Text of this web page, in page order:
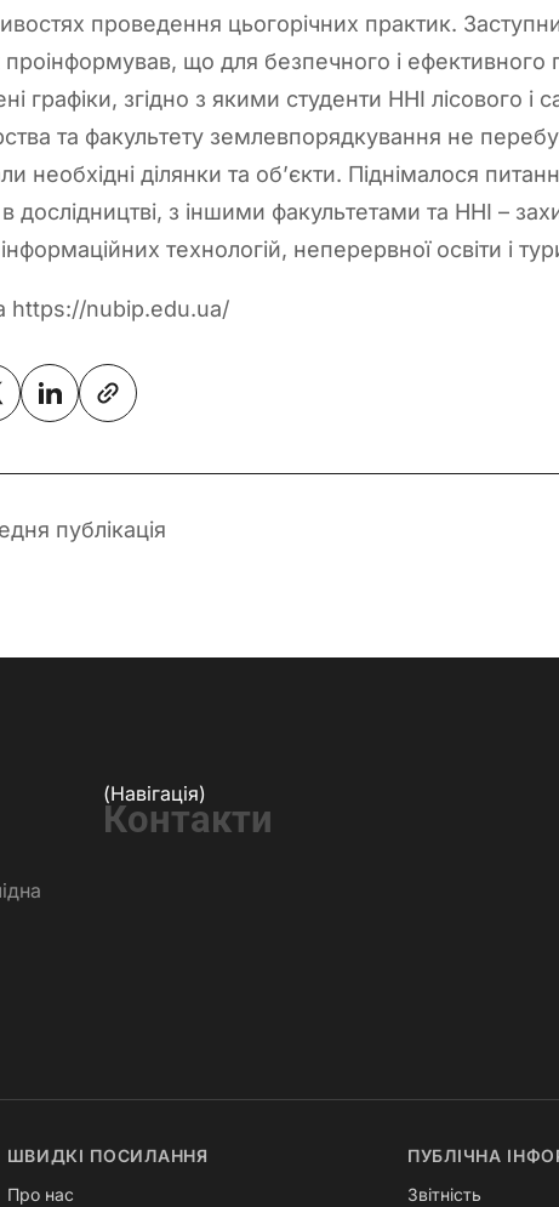
проведення цьогорічних практик.
що для безпечного і ефективного
графіки, згідно з якими студенти ННІ лісового і
та факультету землевпорядкування не
необхідні ділянки та об’єкти. Піднімалося
дослідництві, з іншими факультетами та ННІ –
інформаційних технологій, неперервної освіти і
https://nubip.edu.ua/
публікація
(Навігація)
Контакти
ШВИДКІ ПОСИЛАННЯ
Про нас
ПУБЛІЧНА
Звітність